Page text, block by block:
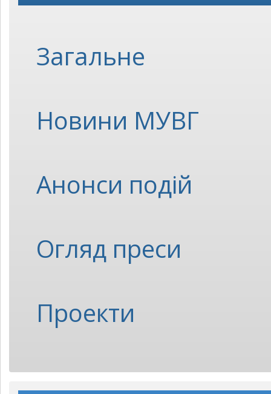
Загальне
Новини МУВГ
Анонси подій
Огляд преси
Проекти